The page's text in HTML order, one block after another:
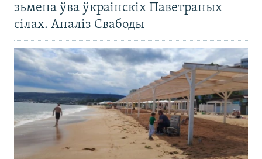
зьмена ўва ўкраінскіх Паветраных
сілах. Аналіз Свабоды